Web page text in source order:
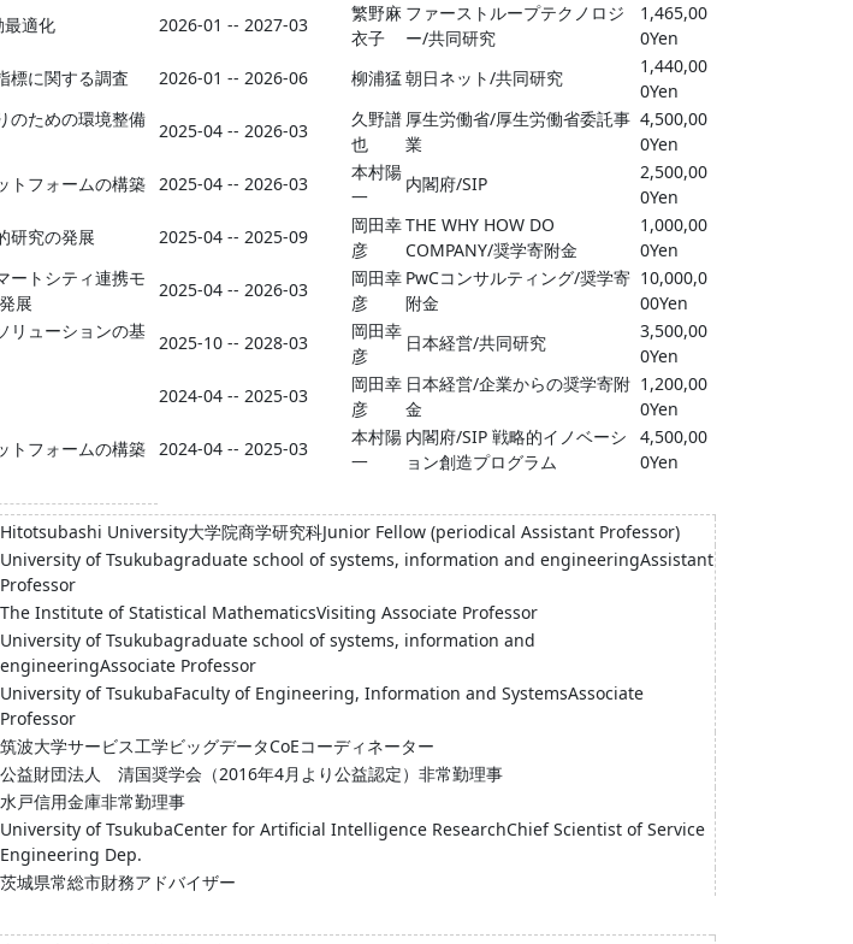
最適化
2026-01 -- 2027-03
繁野麻
衣子
ファーストループテクノロジ
ー/共同研究
1,465,00
0Yen
標に関する調査
2026-01 -- 2026-06 柳浦猛朝日ネット/共同研究
1,440,00
0Yen
のための環境整備
2025-04 -- 2026-03
久野譜
也
厚生労働省/厚生労働省委託事
業
4,500,00
0Yen
トフォームの構築 2025-04 -- 2026-03
本村陽
一
内閣府/SIP
2,500,00
0Yen
研究の発展
2025-04 -- 2025-09
岡田幸
彦
THE WHY HOW DO
COMPANY/奨学寄附金
1,000,00
0Yen
ートシティ連携モ
展
2025-04 -- 2026-03
岡田幸
彦
PwCコンサルティング/奨学寄
附金
10,000,0
00Yen
リューションの基
2025-10 -- 2028-03
岡田幸
彦
日本経営/共同研究
3,500,00
0Yen
2024-04 -- 2025-03
岡田幸
彦
日本経営/企業からの奨学寄附
金
1,200,00
0Yen
トフォームの構築 2024-04 -- 2025-03
本村陽
一
内閣府/SIP 戦略的イノベーシ
ョン創造プログラム
4,500,00
0Yen
Hitotsubashi University大学院商学研究科Junior Fellow (periodical Assistant Professor)
University of Tsukubagraduate school of systems, information and engineeringAssistant
Professor
The Institute of Statistical MathematicsVisiting Associate Professor
University of Tsukubagraduate school of systems, information and
engineeringAssociate Professor
University of TsukubaFaculty of Engineering, Information and SystemsAssociate
Professor
筑波大学サービス工学ビッグデータCoEコーディネーター
公益財団法人 清国奨学会（2016年4月より公益認定）非常勤理事
水戸信用金庫非常勤理事
University of TsukubaCenter for Artificial Intelligence ResearchChief Scientist of Service
Engineering Dep.
茨城県常総市財務アドバイザー